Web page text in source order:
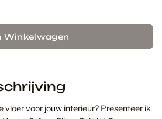
Winkelwagen
vloer voor jouw interieur? Presenteer ik